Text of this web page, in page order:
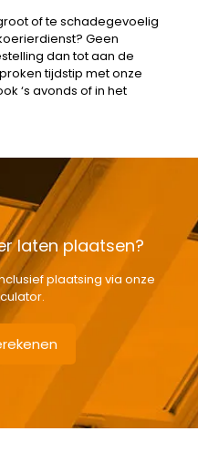
of te schadegevoelig
Geen
dan tot aan de
tijdstip met onze
‘s avonds of in het
laten plaatsen?
plaatsing via onze